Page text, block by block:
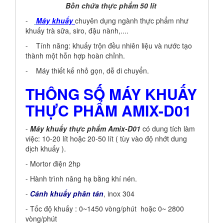
Bồn chứa thực phẩm 50 lít
-
Máy khuấychuyên dụng ngành thực phẩm như
khuấy trà sữa, siro, đậu nành,....
- Tính năng: khuấy trộn đều nhiên liệu và nước tạo
thành một hỗn hợp hoàn chỉnh.
- Máy thiết kế nhỏ gọn, dễ di chuyển.
THÔNG SỐ MÁY KHUẤY
THỰC PHẨM AMIX-D01
- Máy khuấy thực phẩm Amix-D01 có dung tích làm
việc: 10-20 lít hoặc 20-50 lít ( tùy vào độ nhớt dung
dịch khuấy ).
- Mortor điện 2hp
- Hành trình nâng hạ bằng khí nén.
- Cánh khuấy phân tán, inox 304
- Tốc độ khuấy : 0~1450 vòng/phút hoặc 0~ 2800
vòng/phút